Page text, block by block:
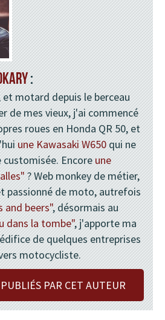
:
et motard depuis le berceau
de mes vieux, j'ai commencé
roues en Honda QR 50, et
une Kawasaki W650qui ne
Encoreune
? Web monkey de métier,
passionné de moto, autrefois
and beers", désormais au
dans la tombe", j'apporte ma
de quelques entreprises
motocycliste.
PAR CET AUTEUR